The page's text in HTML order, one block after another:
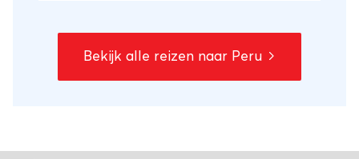
Bekijk alle reizen naar Peru